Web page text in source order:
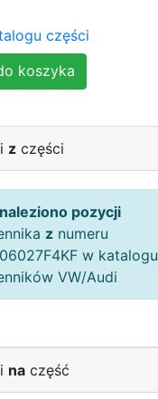
części
koszyka
z części
pozycji
z numeru
w katalogu
VW/Audi
na część